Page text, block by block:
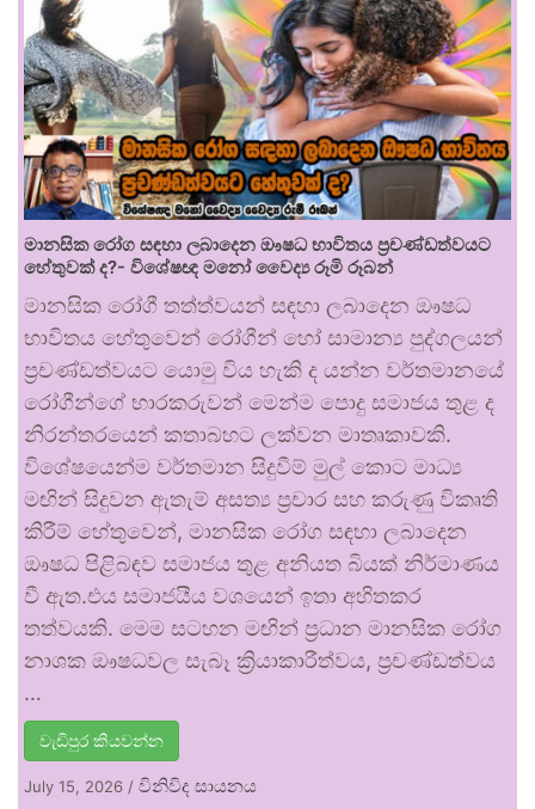
මානසික රෝග සඳහා ලබාදෙන ඖෂධ භාවිතය ප්‍රචණ්ඩත්වයට
හේතුවක් ද?- විශේෂඥ මනෝ වෛද්‍ය රූමි රූබන්
මානසික රෝගී තත්ත්වයන් සඳහා ලබාදෙන ඖෂධ
භාවිතය හේතුවෙන් රෝගීන් හෝ සාමාන්‍ය පුද්ගලයන්
ප්‍රචණ්ඩත්වයට යොමු විය හැකි ද යන්න වර්තමානයේ
රෝගීන්ගේ භාරකරුවන් මෙන්ම පොදු සමාජය තුළ ද
නිරන්තරයෙන් කතාබහට ලක්වන මාතෘකාවකි.
විශේෂයෙන්ම වර්තමාන සිදුවීම් මුල් කොට මාධ්‍ය
මඟින් සිදුවන ඇතැම් අසත්‍ය ප්‍රචාර සහ කරුණු විකෘති
කිරීම් හේතුවෙන්, මානසික රෝග සඳහා ලබාදෙන
ඖෂධ පිළිබඳව සමාජය තුළ අනියත බියක් නිර්මාණය
වී ඇත.එය සමාජයීය වශයෙන් ඉතා අහිතකර
තත්වයකි. මෙම සටහන මඟින් ප්‍රධාන මානසික රෝග
නාශක ඖෂධවල සැබෑ ක්‍රියාකාරීත්වය, ප්‍රචණ්ඩත්වය
…
වැඩිපුර කියවන්න
July 15, 2026 / විනිවිද සායනය